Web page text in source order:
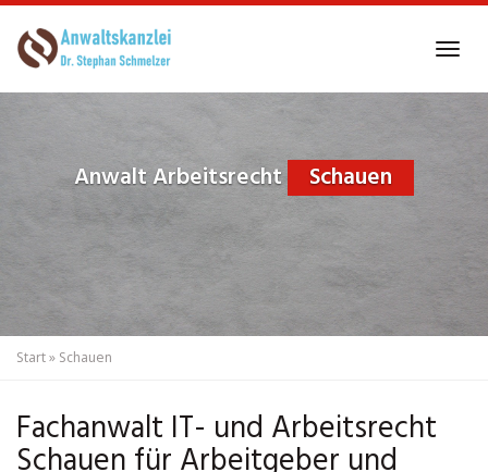
to
Anwalt Arbeitsrecht Schauen
Start» Schauen
Fachanwalt IT- und Arbeitsrecht
Schauen für Arbeitgeber und